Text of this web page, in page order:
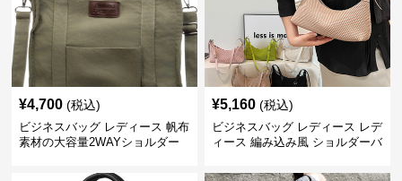
¥4,700 (税込)
ビジネスバッグ レディース 帆布
素材の大容量2WAYショルダー
¥5,160 (税込)
ビジネスバッグ レディース レデ
ィース 編み込み風 ショルダーバ